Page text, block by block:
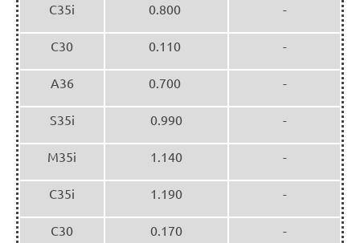
C35i 0.800 -
C30 0.110 -
A36 0.700 -
S35i 0.990 -
M35i 1.140 -
C35i 1.190 -
C30 0.170 -